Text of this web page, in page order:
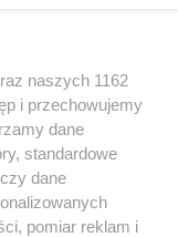
naszych 1162
i przechowujemy
dane
standardowe
dane
pomiar reklam i